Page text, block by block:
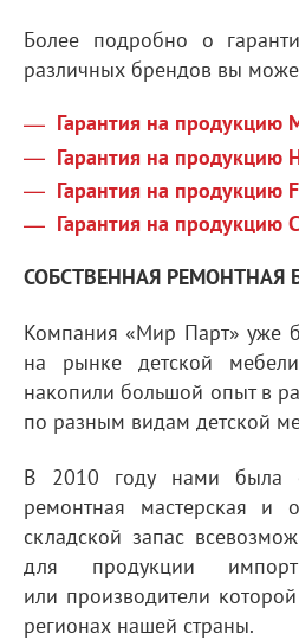
Более подробно о
различных брендов вы
Гарантия на продукцию
Гарантия на продукцию
Гарантия на продукцию
Гарантия на продукцию
СОБСТВЕННАЯ РЕМОНТНАЯ
Компания «Мир Парт» уже
на рынке детской
накопили большой опыт в
по разным видам детской
В 2010 году нами была
ремонтная мастерская и
складской запас
для продукции
или производители
регионах нашей страны.